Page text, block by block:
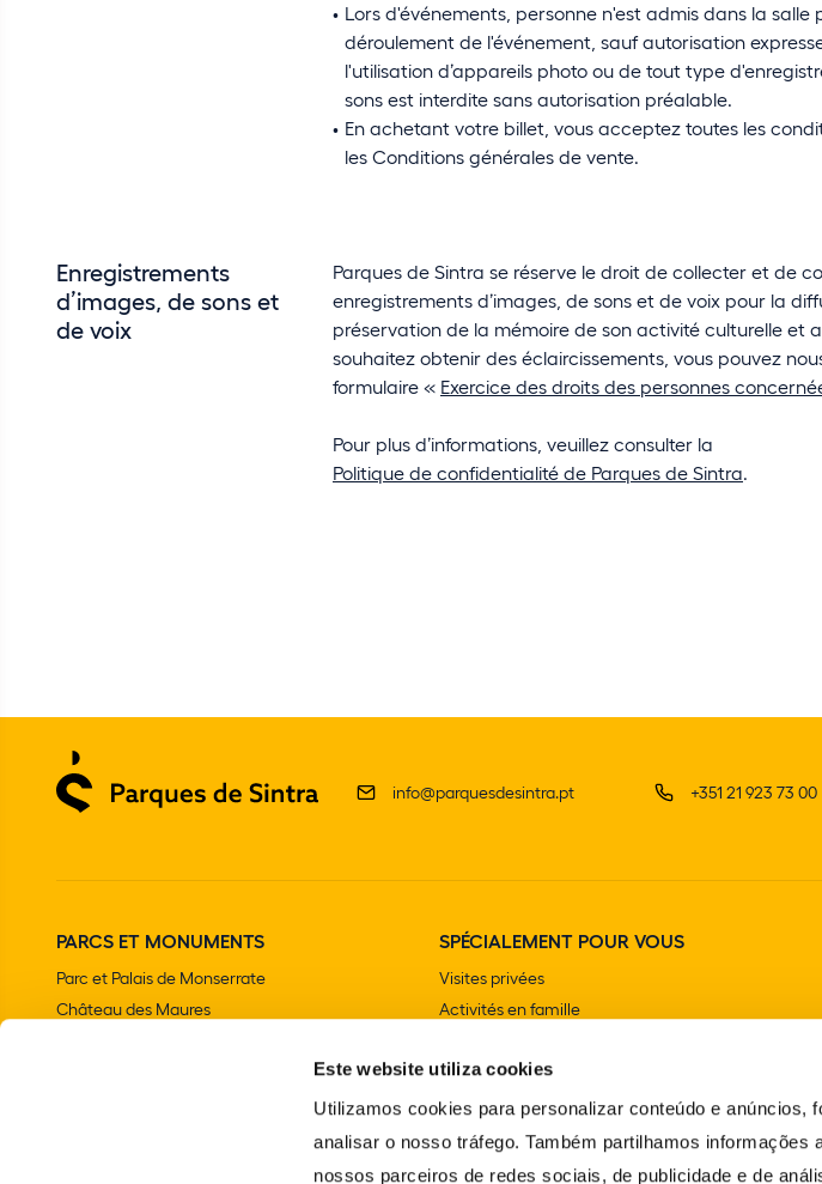
Este website utiliza cookies
Utilizamos cookies para personalizar conteúdo e anúncios,
analisar o nosso tráfego. Também partilhamos informações
nossos parceiros de redes sociais, de publicidade e de
Lors d'événements, personne n'est admis dans la salle
déroulement de l'événement, sauf autorisation
l'utilisation d’appareils photo ou de tout type
sons est interdite sans autorisation préalable.
En achetant votre billet, vous acceptez toutes les
les Conditions générales de vente.
Enregistrements
d’images, de sons et
de voix
Parques de Sintra se réserve le droit de collecter et de
enregistrements d’images, de sons et de voix pour la
préservation de la mémoire de son activité culturelle et
souhaitez obtenir des éclaircissements, vous pouvez
formulaire « Exercice des droits des personnes
Pour plus d’informations, veuillez consulter la
Politique de confidentialité de Parques de Sintra.
info@parquesdesintra.pt +351 21 923 73 00
PARCS ET MONUMENTS
Parc et Palais de Monserrate
Château des Maures
Chalet et Jardin de la comtesse d'Edla
SPÉCIALEMENT POUR VOUS
Visites privées
Activités en famille
Programme scolaire et extrascolaire